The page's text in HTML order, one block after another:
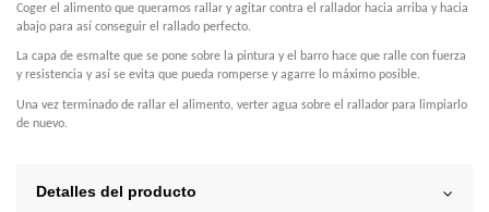
Coger el alimento que queramos rallar y agitar contra el rallador hacia arriba y hacia
abajo para así conseguir el rallado perfecto.
La capa de esmalte que se pone sobre la pintura y el barro hace que ralle con fuerza
y resistencia y así se evita que pueda romperse y agarre lo máximo posible.
Una vez terminado de rallar el alimento, verter agua sobre el rallador para limpiarlo
de nuevo.
Detalles del producto